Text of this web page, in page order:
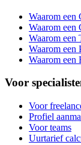
Waarom een
Waarom een
Waarom een
Waarom een
Waarom een
Voor
Voor
Profiel
Voor teams
Uurtarief